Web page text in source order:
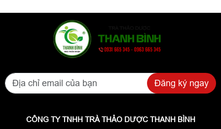
Đăng ký ngay
CÔNG TY TNHH TRÀ THẢO DƯỢC THANH BÌNH